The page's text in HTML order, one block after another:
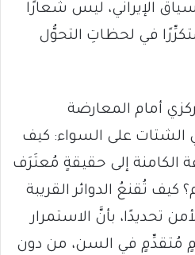
الإيراني، ليس شعارًا
مُتكرِّرًا في لحظاتِ التحوُّل
أمام المعارضة
الشتات على السواء: كيف
الكامنة إلى حقيقةٍ مُعتَرَف
تُقنعُ الدوائر القريبة
تحديدًا، بأنَّ الاستمرار
مُتقدِّمٍ في السن، من دون